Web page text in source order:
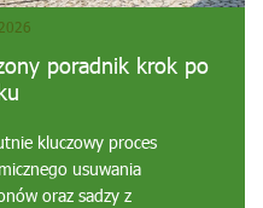
poradnik krok po
kluczowy proces
usuwania
oraz sadzy z